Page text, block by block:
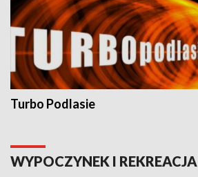
Turbo Podlasie
WYPOCZYNEK I REKREACJA